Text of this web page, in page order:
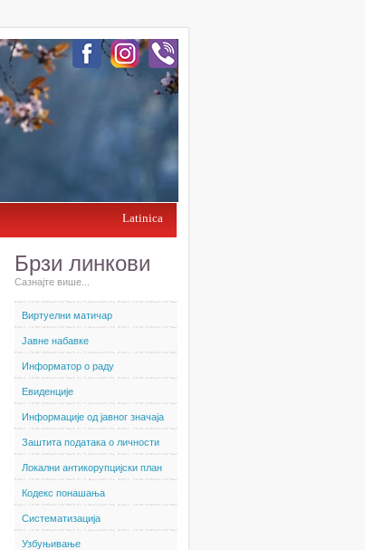
Latinica
Брзи линкови
Сазнајте више...
Виртуелни матичар
Јавне набавке
Информатор о раду
Евиденције
Информације од јавног значаја
Заштита података о личности
Локални антикорупцијски план
Кодекс понашања
Систематизација
Узбуњивање